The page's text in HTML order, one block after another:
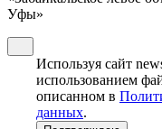
Уфы»
Используя сайт
использованием
описанном в
данных.